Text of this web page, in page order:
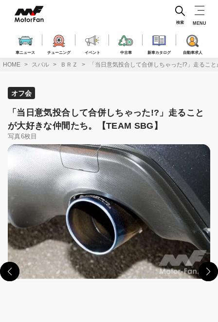
ス
車ニュース チューニング イベント 中古車 新車カタログ 自動車求人
検索 MENU
HOME スバル ＢＲＺ 「当日意気投合して合併しちゃった!?」走るこ
オフ会
「当日意気投合して合併しちゃった!?」走ること
が大好きな仲間たち。【TEAM SBG】
写真6枚目